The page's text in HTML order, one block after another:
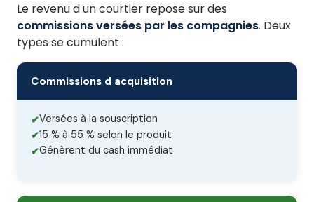
Le revenu d un courtier repose sur des
commissions versées par les compagnies. Deux
types se cumulent :
Commissions d acquisition
Versées à la souscription
15 % à 55 % selon le produit
Génèrent du cash immédiat